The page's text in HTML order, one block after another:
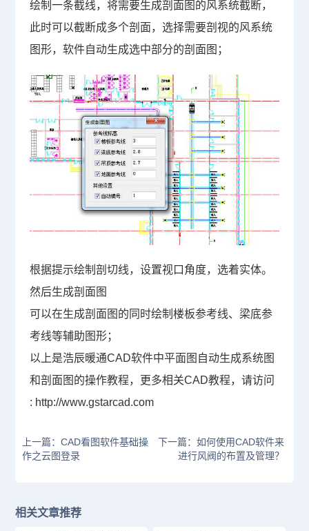
绘制一条截线，将需要生成剖面图的风系统截断，
此时可以截断成多个剖面，选择需要剖视的风系统
图形，软件自动生成选中部分的剖面图；
根据提示绘制剖切线，设置视口角度，选着实体。
然后生成剖面图
可以在生成剖面图的同时绘制楼板参考线、梁底参
考线等辅助图形；
以上是浩辰暖通CAD软件中平面图自动生成系统图
和剖面图的操作教程，更多相关CAD教程，请访问
: http://www.gstarcad.com
上一篇：CAD看图软件基础操
作之云图登录
下一篇：如何使用CAD软件来
进行风阀的布置及管理？
相关文章推荐